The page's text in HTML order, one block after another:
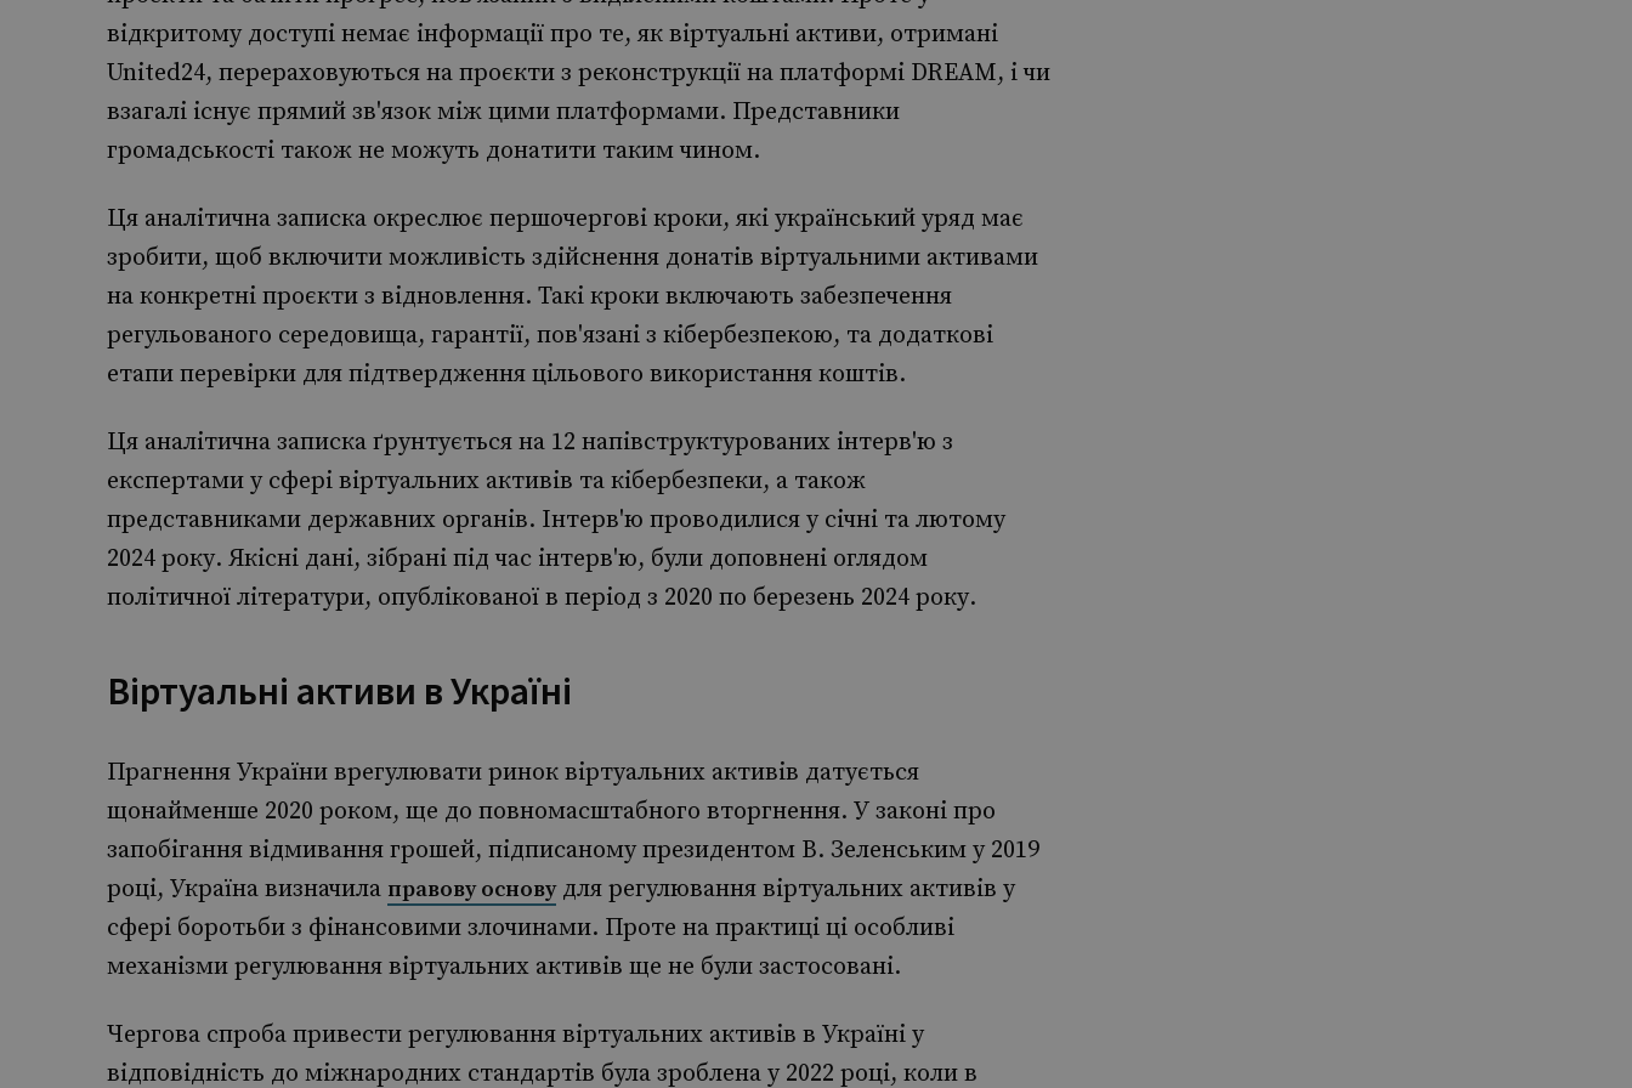
відкритому доступі немає інформації про те, як віртуальні активи, отримані
United24, перераховуються на проєкти з реконструкції на платформі DREAM, і чи
взагалі існує прямий зв'язок між цими платформами. Представники
громадськості також не можуть донатити таким чином.
Ця аналітична записка окреслює першочергові кроки, які український уряд має
зробити, щоб включити можливість здійснення донатів віртуальними активами
на конкретні проєкти з відновлення. Такі кроки включають забезпечення
регульованого середовища, гарантії, пов'язані з кібербезпекою, та додаткові
етапи перевірки для підтвердження цільового використання коштів.
Ця аналітична записка ґрунтується на 12 напівструктурованих інтерв'ю з
експертами у сфері віртуальних активів та кібербезпеки, а також
представниками державних органів. Інтерв'ю проводилися у січні та лютому
2024 року. Якісні дані, зібрані під час інтерв'ю, були доповнені оглядом
політичної літератури, опублікованої в період з 2020 по березень 2024 року.
Віртуальні активи в Україні
Прагнення України врегулювати ринок віртуальних активів датується
щонайменше 2020 роком, ще до повномасштабного вторгнення. У законі про
запобігання відмивання грошей, підписаному президентом В. Зеленським у 2019
році, Україна визначила правову основудля регулювання віртуальних активів у
сфері боротьби з фінансовими злочинами. Проте на практиці ці особливі
механізми регулювання віртуальних активів ще не були застосовані.
Чергова спроба привести регулювання віртуальних активів в Україні у
відповідність до міжнародних стандартів була зроблена у 2022 році, коли в